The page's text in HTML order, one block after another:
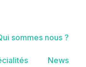
sommes nous ?
News